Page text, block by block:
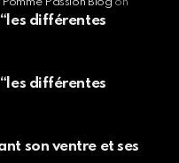
Passion Blog on
différentes
différentes
son ventre et ses